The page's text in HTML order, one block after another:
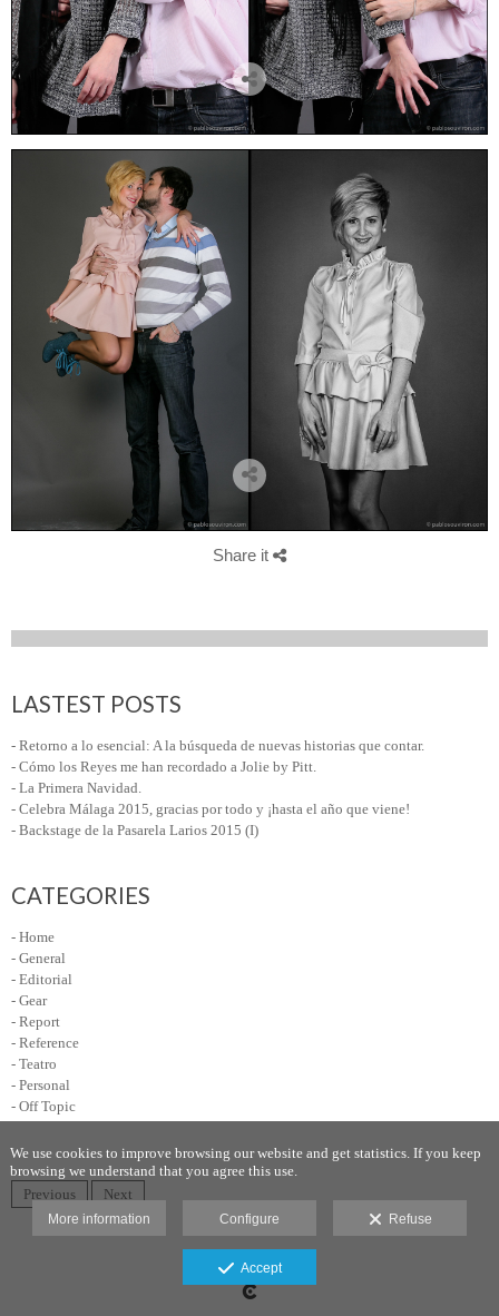
Share it
LASTEST POSTS
- Retorno a lo esencial: A la búsqueda de nuevas historias que contar.
- Cómo los Reyes me han recordado a Jolie by Pitt.
- La Primera Navidad.
- Celebra Málaga 2015, gracias por todo y ¡hasta el año que viene!
- Backstage de la Pasarela Larios 2015 (I)
CATEGORIES
- Home
- General
- Editorial
- Gear
- Report
- Reference
- Teatro
- Personal
- Off Topic
Previous Next
We use cookies to improve browsing our website and get statistics. If you keep
browsing we understand that you agree this use.
More information Configure Refuse
Accept